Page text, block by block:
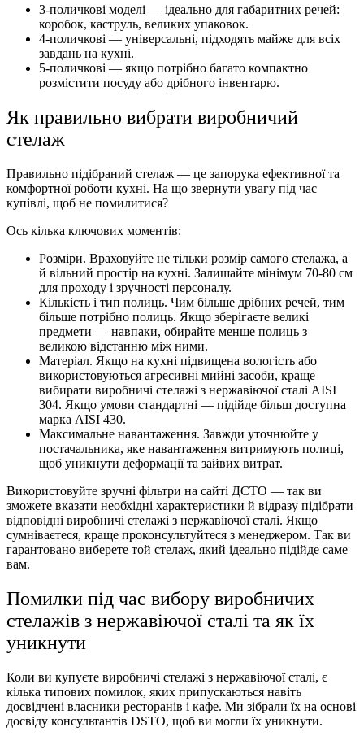
3-поличкові моделі — ідеально для габаритних речей:
коробок, каструль, великих упаковок.
4-поличкові — універсальні, підходять майже для всіх
завдань на кухні.
5-поличкові — якщо потрібно багато компактно
розмістити посуду або дрібного інвентарю.
Як правильно вибрати виробничий
стелаж
Правильно підібраний стелаж — це запорука ефективної та
комфортної роботи кухні. На що звернути увагу під час
купівлі, щоб не помилитися?
Ось кілька ключових моментів:
Розміри. Враховуйте не тільки розмір самого стелажа, а
й вільний простір на кухні. Залишайте мінімум 70-80 см
для проходу і зручності персоналу.
Кількість і тип полиць. Чим більше дрібних речей, тим
більше потрібно полиць. Якщо зберігаєте великі
предмети — навпаки, обирайте менше полиць з
великою відстанню між ними.
Матеріал. Якщо на кухні підвищена вологість або
використовуються агресивні мийні засоби, краще
вибирати виробничі стелажі з нержавіючої сталі AISI
304. Якщо умови стандартні — підійде більш доступна
марка AISI 430.
Максимальне навантаження. Завжди уточнюйте у
постачальника, яке навантаження витримують полиці,
щоб уникнути деформації та зайвих витрат.
Використовуйте зручні фільтри на сайті ДСТО — так ви
зможете вказати необхідні характеристики й відразу підібрати
відповідні виробничі стелажі з нержавіючої сталі. Якщо
сумніваєтеся, краще проконсультуйтеся з менеджером. Так ви
гарантовано виберете той стелаж, який ідеально підійде саме
вам.
Помилки під час вибору виробничих
стелажів з нержавіючої сталі та як їх
уникнути
Коли ви купуєте виробничі стелажі з нержавіючої сталі, є
кілька типових помилок, яких припускаються навіть
досвідчені власники ресторанів і кафе. Ми зібрали їх на основі
досвіду консультантів DSTO, щоб ви могли їх уникнути.